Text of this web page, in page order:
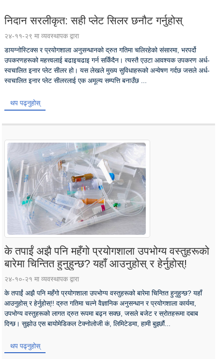
निदान सरलीकृत: सही प्लेट सिलर छनौट गर्नुहोस्
२४-११-२९ मा व्यवस्थापक द्वारा
डायग्नोस्टिक्स र प्रयोगशाला अनुसन्धानको द्रुत गतिमा चलिरहेको संसारमा, भरपर्दो
उपकरणहरूको महत्त्वलाई बढाइचढाइ गर्न सकिँदैन। त्यस्तै एउटा आवश्यक उपकरण अर्ध-
स्वचालित इनार प्लेट सीलर हो। यस लेखले मुख्य सुविधाहरूको अन्वेषण गर्दछ जसले अर्ध-
स्वचालित इनार प्लेट सीलरलाई एक अमूल्य सम्पत्ति बनाउँछ ...
थप पढ्नुहोस्
के तपाईं अझै पनि महँगो प्रयोगशाला उपभोग्य वस्तुहरूको
बारेमा चिन्तित हुनुहुन्छ? यहाँ आउनुहोस् र हेर्नुहोस्!
२४-१०-२१ मा व्यवस्थापक द्वारा
के तपाईं अझै पनि महँगो प्रयोगशाला उपभोग्य वस्तुहरूको बारेमा चिन्तित हुनुहुन्छ? यहाँ
आउनुहोस् र हेर्नुहोस्!! द्रुत गतिमा चल्ने वैज्ञानिक अनुसन्धान र प्रयोगशाला कार्यमा,
उपभोग्य वस्तुहरूको लागत द्रुत रूपमा बढ्न सक्छ, जसले बजेट र स्रोतहरूमा दबाब
दिन्छ। सुझोउ एस बायोमेडिकल टेक्नोलोजी कं, लिमिटेडमा, हामी बुझ्छौं...
थप पढ्नुहोस्